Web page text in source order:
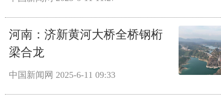
河南：济新黄河大桥全桥钢桁
梁合龙
中国新闻网 2025-6-11 09:33